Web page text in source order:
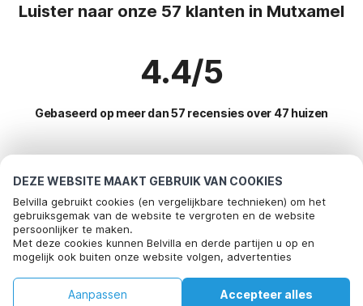
DEZE WEBSITE MAAKT GEBRUIK VAN COOKIES
Belvilla gebruikt cookies (en vergelijkbare technieken) om het
gebruiksgemak van de website te vergroten en de website
persoonlijker te maken.
Met deze cookies kunnen Belvilla en derde partijen u op en
mogelijk ook buiten onze website volgen, advertenties
social media.
Door op "accepteren" te klikken gaat u hiermee akkoord. Meer
Accepteer alles
Aanpassen
Luister naar onze 57 klanten in Mutxamel
4.4/5
Gebaseerd op meer dan 57 recensies over 47 huizen
Meest populaire bestemmingen voor
vakantie
Top steden met top voorzieningen voor vakantie
Kindvriendelijke vakantiehuizen santa-lucia
Kindvriendelijke vakantiehuizen benidorm
Kindvriendelijke vakantiehuizen benidoleig
Populaire voorzieningen voor vakantie in Mutxamel
Vakantiehuis met zwembad
Populaire steden voor vakantie in Costa-blanca